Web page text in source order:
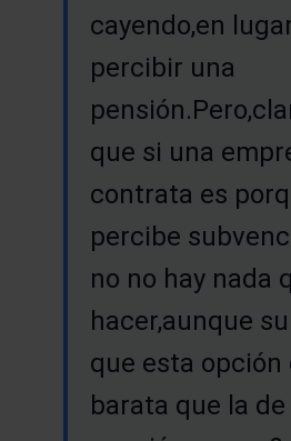
cayendo,en
percibir una
que si una
contrata es
percibe
no no hay nada
hacer,aunque
que esta opción
barata que la de